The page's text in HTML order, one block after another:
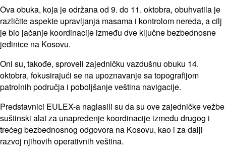
Ova obuka, koja je održana od 9. do 11. oktobra, obuhvatila je
različite aspekte upravljanja masama i kontrolom nereda, a cilj
je bio jačanje koordinacije između dve ključne bezbednosne
jedinice na Kosovu.
Oni su, takođe, sproveli zajedničku vazdušnu obuku 14.
oktobra, fokusirajući se na upoznavanje sa topografijom
patrolnih područja i poboljšanje veština navigacije.
Predstavnici EULEX-a naglasili su da su ove zajedničke vežbe
suštinski alat za unapređenje koordinacije između drugog i
trećeg bezbednosnog odgovora na Kosovu, kao i za dalji
razvoj njihovih operativnih veština.